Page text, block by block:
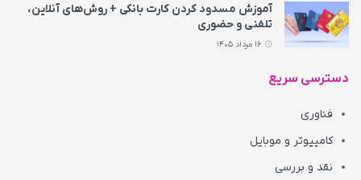
آموزش مسدود کردن کارت بانکی + روش‌های آنلاین،
تلفنی و حضوری
دسترسی سریع
فناوری
کامپیوتر و موبایل
نقد و بررسی